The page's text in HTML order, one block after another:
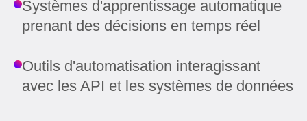
Systèmes d'apprentissage automatique
prenant des décisions en temps réel
Outils d'automatisation interagissant
avec les API et les systèmes de données